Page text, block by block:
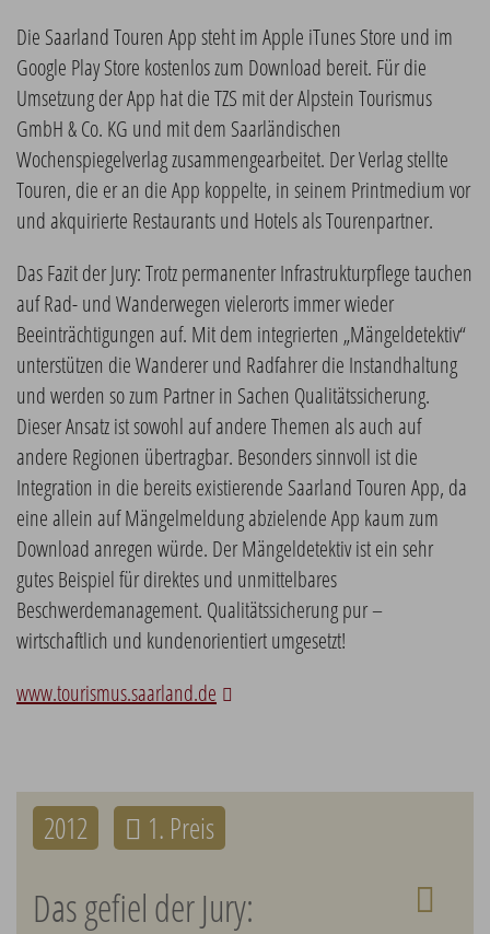
Die Saarland Touren App steht im Apple iTunes Store und im
Google Play Store kostenlos zum Download bereit. Für die
Umsetzung der App hat die TZS mit der Alpstein Tourismus
GmbH & Co. KG und mit dem Saarländischen
Wochenspiegelverlag zusammengearbeitet. Der Verlag stellte
Touren, die er an die App koppelte, in seinem Printmedium vor
und akquirierte Restaurants und Hotels als Tourenpartner.
Das Fazit der Jury: Trotz permanenter Infrastrukturpflege tauchen
auf Rad- und Wanderwegen vielerorts immer wieder
Beeinträchtigungen auf. Mit dem integrierten „Mängeldetektiv“
unterstützen die Wanderer und Radfahrer die Instandhaltung
und werden so zum Partner in Sachen Qualitätssicherung.
Dieser Ansatz ist sowohl auf andere Themen als auch auf
andere Regionen übertragbar. Besonders sinnvoll ist die
Integration in die bereits existierende Saarland Touren App, da
eine allein auf Mängelmeldung abzielende App kaum zum
Download anregen würde. Der Mängeldetektiv ist ein sehr
gutes Beispiel für direktes und unmittelbares
Beschwerdemanagement. Qualitätssicherung pur –
wirtschaftlich und kundenorientiert umgesetzt!
www.tourismus.saarland.de
2012 1. Preis
Das gefiel der Jury: